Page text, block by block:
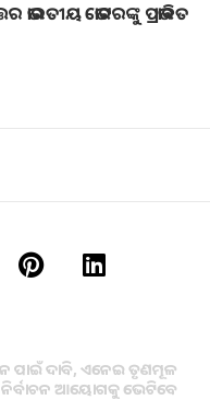
ଭୋଟରଙ୍କୁ ପ୍ରଭାବିତ
ପାଇଁ ଦାବି, ଏନେଇ ତୃଣମୂଳ
ନିର୍ବାଚନ ଆୟୋଗକୁ ଭେଟିବେ